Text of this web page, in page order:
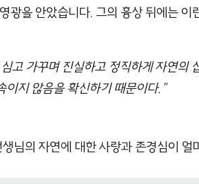
광을 안았습니다. 그의 흉상 뒤에는 이
고 가꾸며 진실하고 정직하게 자연
이지 않음을 확신하기 때문이다.”
님의 자연에 대한 사랑과 존경심이 얼